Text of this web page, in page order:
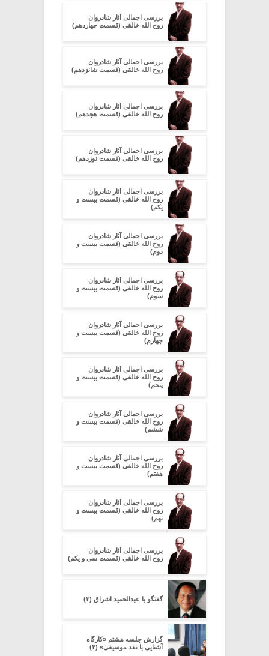
بررسی اجمالی آثار شادروان
روح الله خالقی (قسمت چهاردهم)
بررسی اجمالی آثار شادروان
روح الله خالقی (قسمت شانزدهم)
بررسی اجمالی آثار شادروان
روح الله خالقی (قسمت هجدهم)
بررسی اجمالی آثار شادروان
روح الله خالقی (قسمت نوزدهم)
بررسی اجمالی آثار شادروان
روح الله خالقی (قسمت بیست و
یکم)
بررسی اجمالی آثار شادروان
روح الله خالقی (قسمت بیست و
دوم)
بررسی اجمالی آثار شادروان
روح الله خالقی (قسمت بیست و
سوم)
بررسی اجمالی آثار شادروان
روح الله خالقی (قسمت بیست و
چهارم)
بررسی اجمالی آثار شادروان
روح الله خالقی (قسمت بیست و
پنجم)
بررسی اجمالی آثار شادروان
روح الله خالقی (قسمت بیست و
ششم)
بررسی اجمالی آثار شادروان
روح الله خالقی (قسمت بیست و
هفتم)
بررسی اجمالی آثار شادروان
روح الله خالقی (قسمت بیست و
نهم)
بررسی اجمالی آثار شادروان
روح الله خالقی (قسمت سی و یکم)
گفتگو با عبدالحمید اشراق (۳)
گزارش جلسه هشتم «کارگاه
آشنایی با نقد موسیقی» (۴)